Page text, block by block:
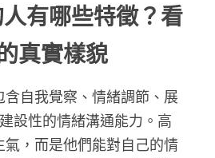
有哪些特徵？看
真實樣貌
自我覺察、情緒調節、展
設性的情緒溝通能力。高
，而是他們能對自己的情